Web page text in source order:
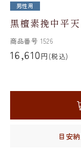
男性用
黒檀素挽中平
商品番号 1526
16,610 円 (税込)
目安